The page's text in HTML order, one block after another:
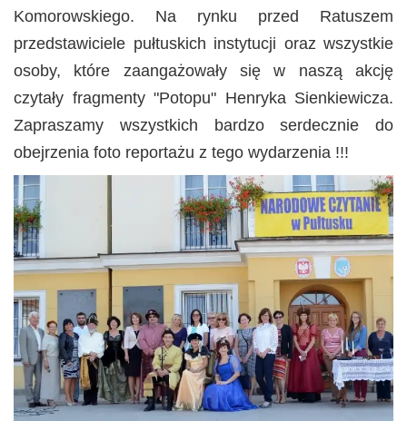
Komorowskiego. Na rynku przed Ratuszem
przedstawiciele pułtuskich instytucji oraz wszystkie
osoby, które zaangażowały się w naszą akcję
czytały fragmenty "Potopu" Henryka Sienkiewicza.
Zapraszamy wszystkich bardzo serdecznie do
obejrzenia foto reportażu z tego wydarzenia !!!